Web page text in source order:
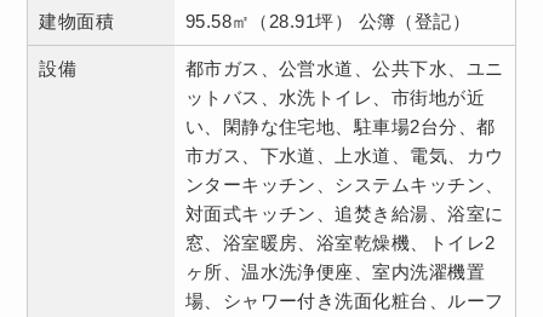
建物面積 95.58㎡（28.91坪） 公簿（登記）
設備
都市ガス、公営水道、公共下水、ユニ
ットバス、水洗トイレ、市街地が近
い、閑静な住宅地、駐車場2台分、都
市ガス、下水道、上水道、電気、カウ
ンターキッチン、システムキッチン、
対面式キッチン、追焚き給湯、浴室に
窓、浴室暖房、浴室乾燥機、トイレ2
ヶ所、温水洗浄便座、室内洗濯機置
場、シャワー付き洗面化粧台、ルーフ